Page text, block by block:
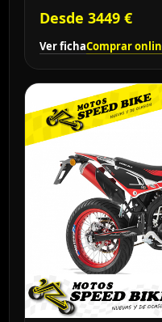
Desde 3449 €
Ver fichaComprar